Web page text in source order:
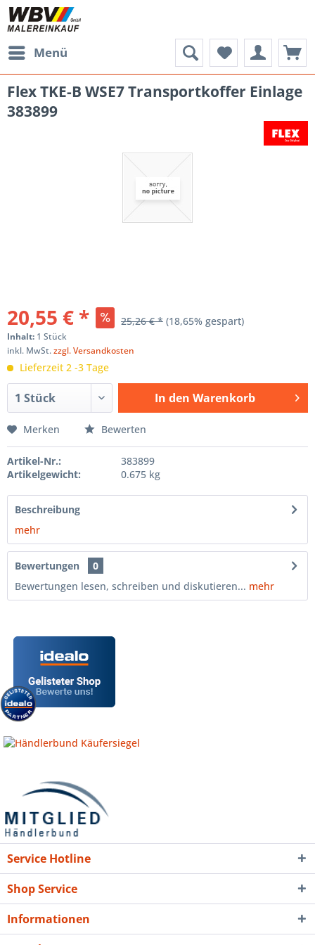
Menü
Flex TKE-B WSE7 Transportkoffer Einlage
383899
20,55 € * 25,26 € * (18,65% gespart)
Inhalt: 1 Stück
inkl. MwSt.zzgl. Versandkosten
Lieferzeit 2 -3 Tage
In den Warenkorb
Merken Bewerten
Artikel-Nr.:
383899
Artikelgewicht:
0.675 kg
Beschreibung
mehr
Bewertungen
0
Bewertungen lesen, schreiben und diskutieren... mehr
Service Hotline
Shop Service
Informationen